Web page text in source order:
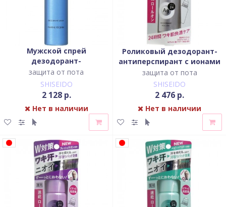
Мужской спрей
дезодорант-
антиперспирант с ионами
серебра с ароматом
морского бриза
защита от пота
SHISEIDO
2 128 р.
Нет в наличии
Роликовый дезодорант-
антиперспирант с ионами
серебра без запаха
защита от пота
SHISEIDO
2 476 р.
Нет в наличии